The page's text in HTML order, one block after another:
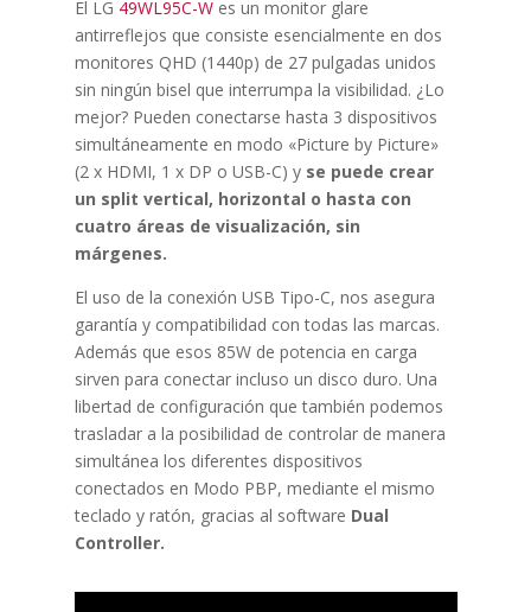
El LG 49WL95C-Wes un monitor glare
antirreflejos que consiste esencialmente en dos
monitores QHD (1440p) de 27 pulgadas unidos
sin ningún bisel que interrumpa la visibilidad. ¿Lo
mejor? Pueden conectarse hasta 3 dispositivos
simultáneamente en modo «Picture by Picture»
(2 x HDMI, 1 x DP o USB-C) y se puede crear
un split vertical, horizontal o hasta con
cuatro áreas de visualización, sin
márgenes.
El uso de la conexión USB Tipo-C, nos asegura
garantía y compatibilidad con todas las marcas.
Además que esos 85W de potencia en carga
sirven para conectar incluso un disco duro. Una
libertad de configuración que también podemos
trasladar a la posibilidad de controlar de manera
simultánea los diferentes dispositivos
conectados en Modo PBP, mediante el mismo
teclado y ratón, gracias al software Dual
Controller.